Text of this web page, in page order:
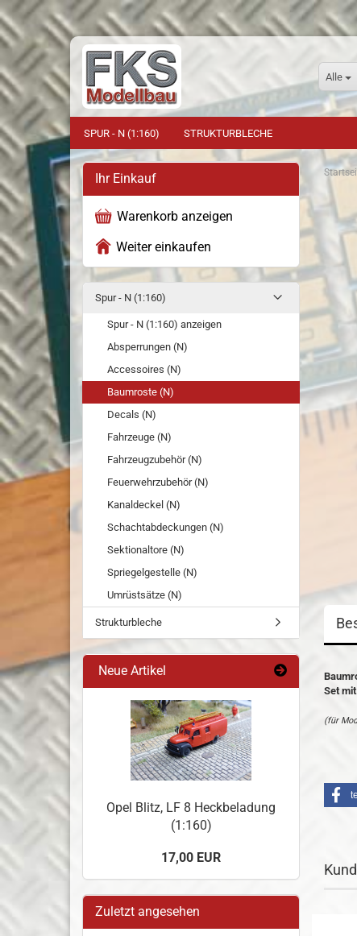
Alle
SPUR - N (1:160) STRUKTURBLECHE
Set
(für
Ihr Einkauf
Warenkorb anzeigen
Weiter einkaufen
Spur - N (1:160)
Spur - N (1:160) anzeigen
Absperrungen (N)
Accessoires (N)
Baumroste (N)
Decals (N)
Fahrzeuge (N)
Fahrzeugzubehör (N)
Feuerwehrzubehör (N)
Kanaldeckel (N)
Schachtabdeckungen (N)
Sektionaltore (N)
Spriegelgestelle (N)
Umrüstsätze (N)
Strukturbleche
Neue Artikel
Opel Blitz, LF 8 Heckbeladung
(1:160)
17,00 EUR
Zuletzt angesehen